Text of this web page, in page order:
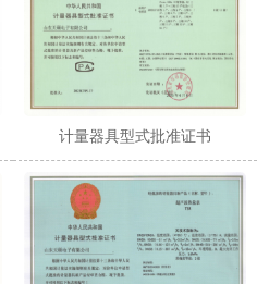
计量器具型式批准证书